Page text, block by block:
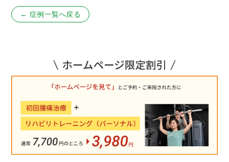
← 症例一覧へ戻る